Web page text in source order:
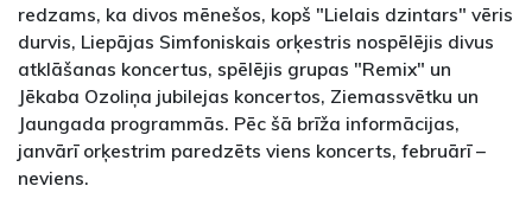
redzams, ka divos mēnešos, kopš "Lielais dzintars" vēris
durvis, Liepājas Simfoniskais orķestris nospēlējis divus
atklāšanas koncertus, spēlējis grupas "Remix" un
Jēkaba Ozoliņa jubilejas koncertos, Ziemassvētku un
Jaungada programmās. Pēc šā brīža informācijas,
janvārī orķestrim paredzēts viens koncerts, februārī –
neviens.